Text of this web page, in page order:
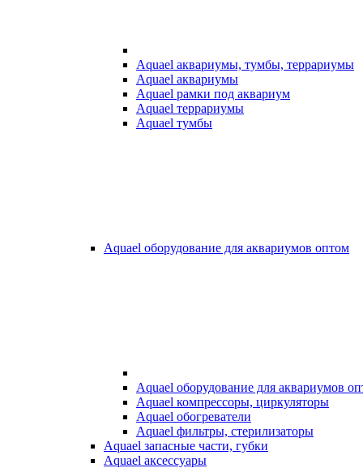
Aquael аквариумы, тумбы, террариумы
Aquael аквариумы
Aquael рамки под аквариум
Aquael террариумы
Aquael тумбы
Aquael оборудование для аквариумов оптом
Aquael оборудование для аквариумов
Aquael компрессоры, циркуляторы
Aquael обогреватели
Aquael фильтры, стерилизаторы
Aquael запасные части, губки
Aquael аксессуары